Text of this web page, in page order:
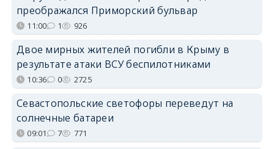
преображался Приморский бульвар
11:00 1 926
Двое мирных жителей погибли в Крыму в
результате атаки ВСУ беспилотниками
10:36 0 2725
Севастопольские светофоры переведут на
солнечные батареи
09:01 7 771